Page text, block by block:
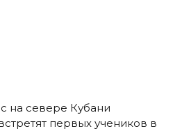
на севере Кубани
первых учеников в